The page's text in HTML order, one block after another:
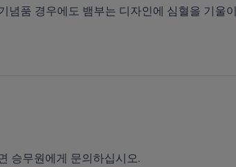
품 경우에도 뱀부는 디자인에 심혈을 기울
승무원에게 문의하십시오.